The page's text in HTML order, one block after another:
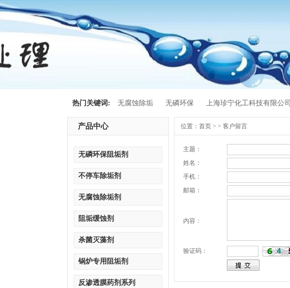
热门关键词: 无腐蚀除垢 无磷环保 上海珍宁化工科技有限公司
产品中心
无磷环保阻垢剂
不停车除垢剂
无腐蚀除垢剂
阻垢缓蚀剂
杀菌灭藻剂
锅炉专用阻垢剂
反渗透膜药剂系列
位置： 首页 > > 客户留言
主题：
姓名：
手机：
邮箱：
内容：
验证码：